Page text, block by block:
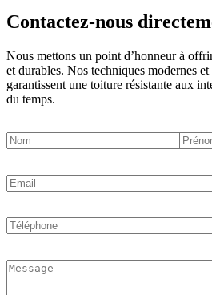
Contactez-nous
Nous mettons un point d’honneur à
et durables. Nos techniques modernes
garantissent une toiture résistante aux
du temps.